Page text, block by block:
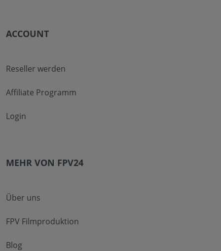
ACCOUNT
Reseller werden
Affiliate Programm
Login
MEHR VON FPV24
Über uns
FPV Filmproduktion
Blog